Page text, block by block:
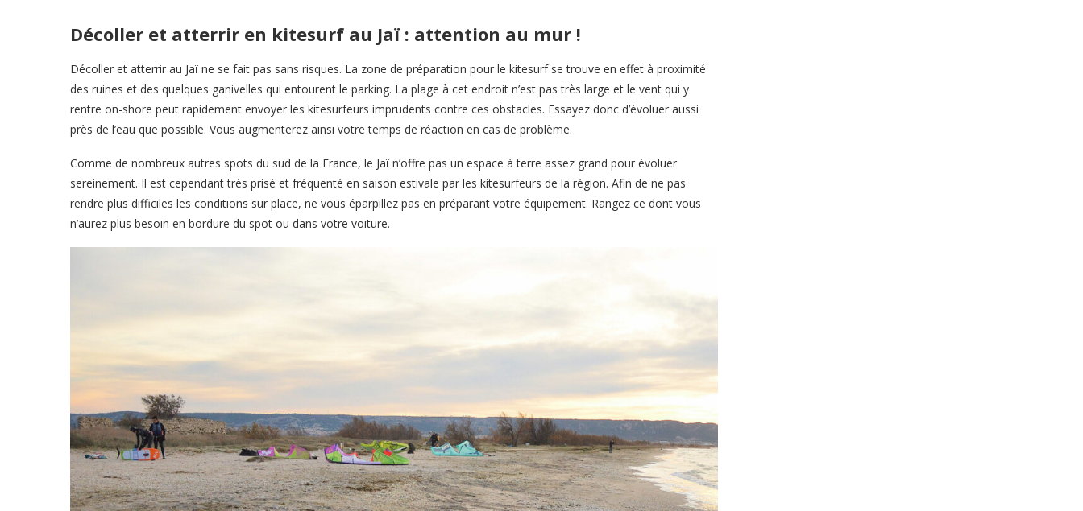
Décoller et atterrir en kitesurf au Jaï : attention au mur !
Décoller et atterrir au Jaï ne se fait pas sans risques. La zone de préparation pour le kitesurf se trouve en effet à proximité
des ruines et des quelques ganivelles qui entourent le parking. La plage à cet endroit n’est pas très large et le vent qui y
rentre on-shore peut rapidement envoyer les kitesurfeurs imprudents contre ces obstacles. Essayez donc d’évoluer aussi
près de l’eau que possible. Vous augmenterez ainsi votre temps de réaction en cas de problème.
Comme de nombreux autres spots du sud de la France, le Jaï n’offre pas un espace à terre assez grand pour évoluer
sereinement. Il est cependant très prisé et fréquenté en saison estivale par les kitesurfeurs de la région. Afin de ne pas
rendre plus difficiles les conditions sur place, ne vous éparpillez pas en préparant votre équipement. Rangez ce dont vous
n’aurez plus besoin en bordure du spot ou dans votre voiture.